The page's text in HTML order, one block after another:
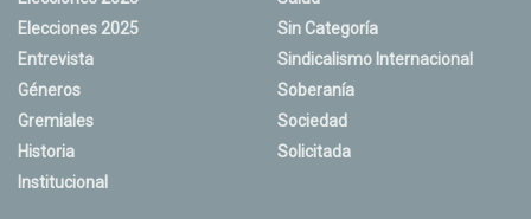
Elecciones 2025
Entrevista
Géneros
Gremiales
Historia
Institucional
Sin Categoría
Sindicalismo Internacional
Soberanía
Sociedad
Solicitada